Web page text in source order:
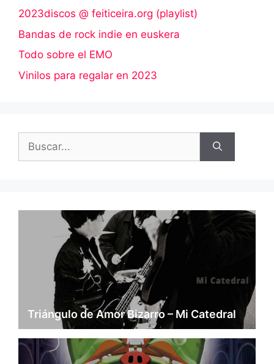
2023discos @ feiticeira.org (playlist)
Bandas de rock indie en euskera
Todo sobre el EMO
Vinilos para regalar en 2023
Triángulo de Amor Bizarro – Mi Catedral